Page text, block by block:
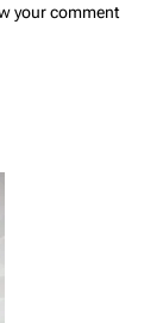
your comment